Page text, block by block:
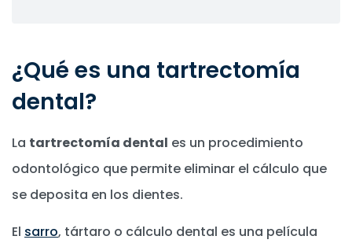
¿Qué es una tartrectomía
dental?
La tartrectomía dental es un procedimiento
odontológico que permite eliminar el cálculo que
se deposita en los dientes.
El sarro, tártaro o cálculo dental es una película